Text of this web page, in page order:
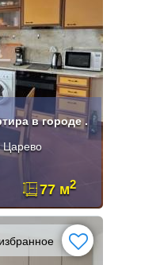
в городе .
Царево
77 м2